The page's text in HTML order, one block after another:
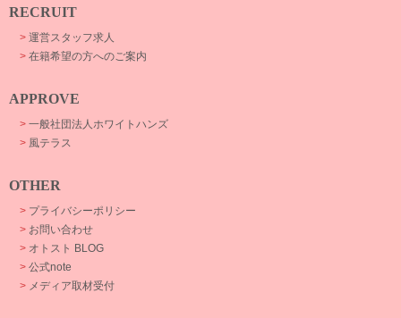
RECRUIT
> 運営スタッフ求人
> 在籍希望の方へのご案内
APPROVE
> 一般社団法人ホワイトハンズ
> 風テラス
OTHER
> プライバシーポリシー
> お問い合わせ
> オトスト BLOG
> 公式note
> メディア取材受付